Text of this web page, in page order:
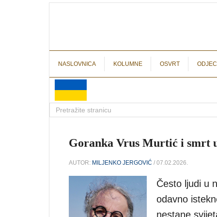
NASLOVNICA KOLUMNE OSVRT
Goranka Vrus Murtić i smrt
AUTOR: MILJENKO JERGOVIĆ / 07.02.2026.
Često ljudi u
odavno
nestane